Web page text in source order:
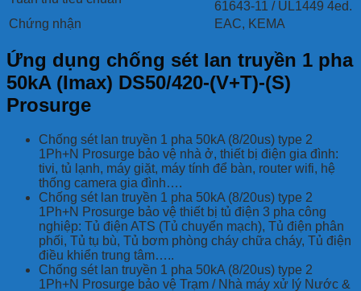
61643-11 / UL1449 4ed.
Chứng nhận
EAC, KEMA
Ứng dụng chống sét lan truyền 1 pha
50kA (Imax) DS50/420-(V+T)-(S)
Prosurge
Chống sét lan truyền 1 pha 50kA (8/20us) type 2
1Ph+N Prosurge bảo vệ nhà ở, thiết bị điện gia đình:
tivi, tủ lạnh, máy giặt, máy tính để bàn, router wifi, hệ
thống camera gia đình….
Chống sét lan truyền 1 pha 50kA (8/20us) type 2
1Ph+N Prosurge bảo vệ thiết bị tủ điện 3 pha công
nghiệp: Tủ điện ATS (Tủ chuyển mạch), Tủ điện phân
phối, Tủ tụ bù, Tủ bơm phòng cháy chữa cháy, Tủ điện
điều khiển trung tâm…..
Chống sét lan truyền 1 pha 50kA (8/20us) type 2
1Ph+N Prosurge bảo vệ Trạm / Nhà máy xử lý Nước &